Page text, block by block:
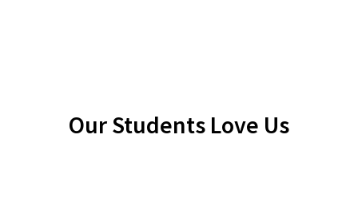
Our Students Love Us